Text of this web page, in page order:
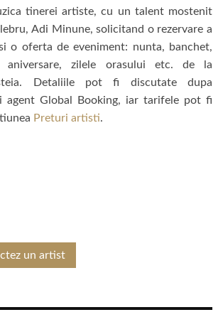
tinerei artiste, cu un talent mostenit
Adi Minune, solicitand o rezervare a
o oferta de eveniment: nunta, banchet,
aniversare, zilele orasului etc. de la
Detaliile pot fi discutate dupa
agent Global Booking, iar tarifele pot fi
Preturi artisti.
un artist